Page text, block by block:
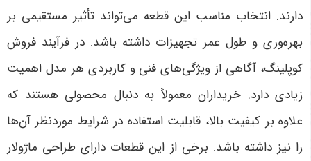
دارند. انتخاب مناسب این قطعه می‌تواند تأثیر مستقیمی بر
بهره‌وری و طول عمر تجهیزات داشته باشد. در فرآیند فروش
کوپلینگ، آگاهی از ویژگی‌های فنی و کاربردی هر مدل اهمیت
زیادی دارد. خریداران معمولاً به دنبال محصولی هستند که
علاوه بر کیفیت بالا، قابلیت استفاده در شرایط موردنظر آن‌ها
را نیز داشته باشد. برخی از این قطعات دارای طراحی ماژولار